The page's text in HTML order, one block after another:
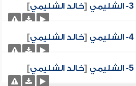
[خالد الشليمي]
[خالد الشليمي]
[خالد الشليمي]